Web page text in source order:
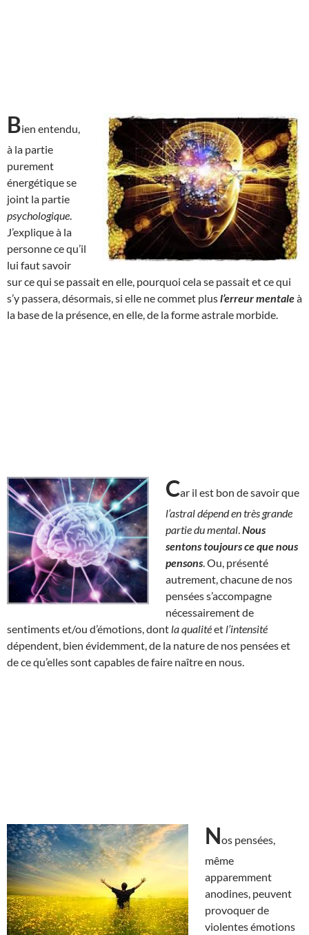
Bien entendu,
à la partie
purement
énergétique se
joint la partie
psychologique
J’explique à la
personne ce qu’il
lui faut savoir
sur ce qui se passait en elle, pourquoi cela se passait et ce qui
s’y passera, désormais, si elle ne commet plusl’erreur mentaleà
la base de la présence, en elle, de la forme astrale morbide.
Car il est bon de savoir que
l’astral dépend en très grande
partie du mental Nous
sentons toujours ce que nous
pensons . Ou, présenté
autrement, chacune de nos
pensées s’accompagne
nécessairement de
sentiments et/ou d’émotions, dont la qualitéet l’intensité
dépendent, bien évidemment, de la nature de nos pensées et
de ce qu’elles sont capables de faire naître en nous.
Nos pensées,
même
apparemment
anodines, peuvent
provoquer de
violentes émotions